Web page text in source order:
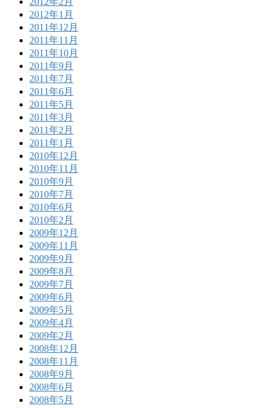
2012年1月
2011年12月
2011年11月
2011年10月
2011年9月
2011年7月
2011年6月
2011年5月
2011年3月
2011年2月
2011年1月
2010年12月
2010年11月
2010年9月
2010年7月
2010年6月
2010年2月
2009年12月
2009年11月
2009年9月
2009年8月
2009年7月
2009年6月
2009年5月
2009年4月
2009年2月
2008年12月
2008年11月
2008年9月
2008年6月
2008年5月